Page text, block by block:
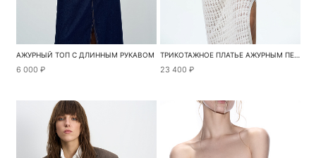
АЖУРНЫЙ ТОП С ДЛИННЫМ РУКАВОМ
6 000 ₽
ТРИКОТАЖНОЕ ПЛАТЬЕ АЖУРНЫМ ПЕРЕПЛЕТЕНИЕМ
23 400 ₽